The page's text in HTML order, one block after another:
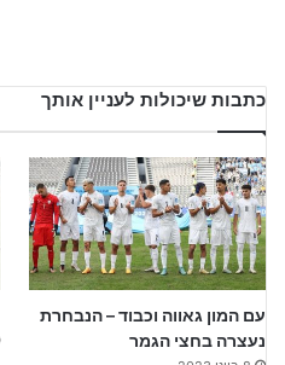
כתבות שיכולות לעניין אותך
עם המון גאווה וכבוד – הנבחרת
נעצרה בחצי הגמר